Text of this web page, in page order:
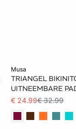
musa
TRIANGEL
UITNEEMBARE
€ 24.99€ 32.99
38 40